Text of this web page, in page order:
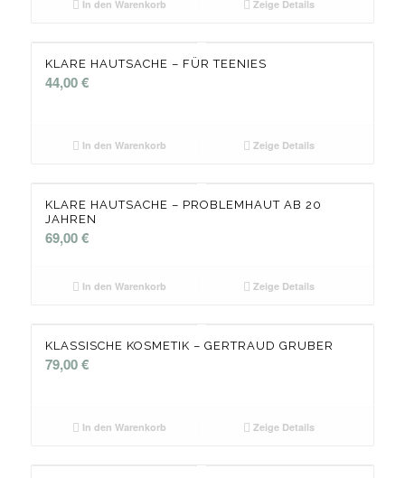
In den Warenkorb Zeige Details
KLARE HAUTSACHE – FÜR TEENIES
44,00€
In den Warenkorb Zeige Details
KLARE HAUTSACHE – PROBLEMHAUT AB 20
JAHREN
69,00€
In den Warenkorb Zeige Details
KLASSISCHE KOSMETIK – GERTRAUD GRUBER
79,00€
In den Warenkorb Zeige Details